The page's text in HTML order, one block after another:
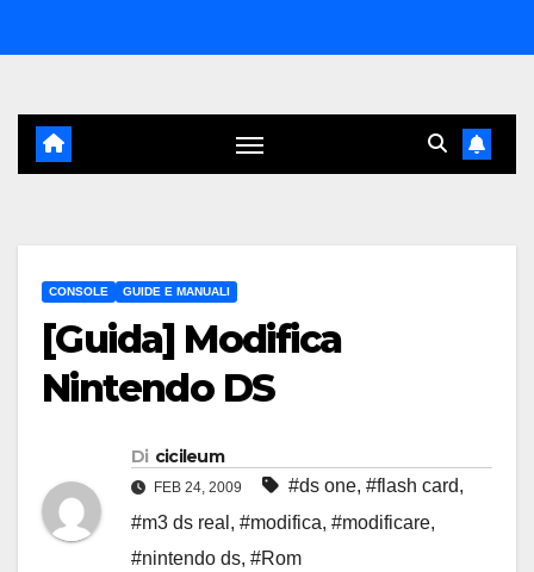
al
CONSOLE GUIDE E MANUALI
[Guida] Modifica
Nintendo DS
Di cicileum
FEB 24, 2009 #ds one, #flash card,
#m3 ds real , #modifica, #modificare,
#nintendo ds, #Rom